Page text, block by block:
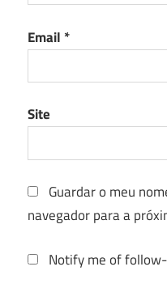
Email *
Site
Guardar o meu
navegador para a
Notify me of